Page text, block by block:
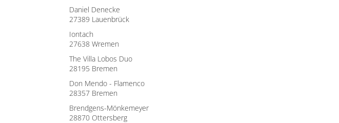
Daniel Denecke
27389 Lauenbrück
Iontach
27638 Wremen
The Villa Lobos Duo
28195 Bremen
Don Mendo - Flamenco
28357 Bremen
Brendgens-Mönkemeyer
28870 Ottersberg